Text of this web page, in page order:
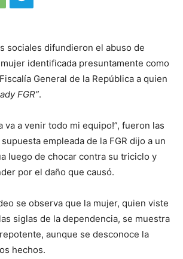
sociales difundieron el abuso de
identificada presuntamente como
General de la República a quien
FGR”.
va a venir todo mi equipo!”, fueron las
empleada de la FGR dijo a un
luego de chocar contra su triciclo y
por el daño que causó.
se observa que la mujer, quien viste
siglas de la dependencia, se muestra
aunque se desconoce la
hechos.